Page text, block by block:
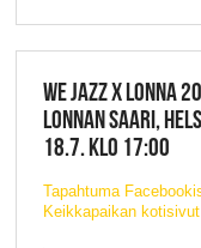
WE JAZZ X LONNA
LONNAN SAARI,
18.7. KLO 17:00
Tapahtuma
Keikkapaikan kotisivut